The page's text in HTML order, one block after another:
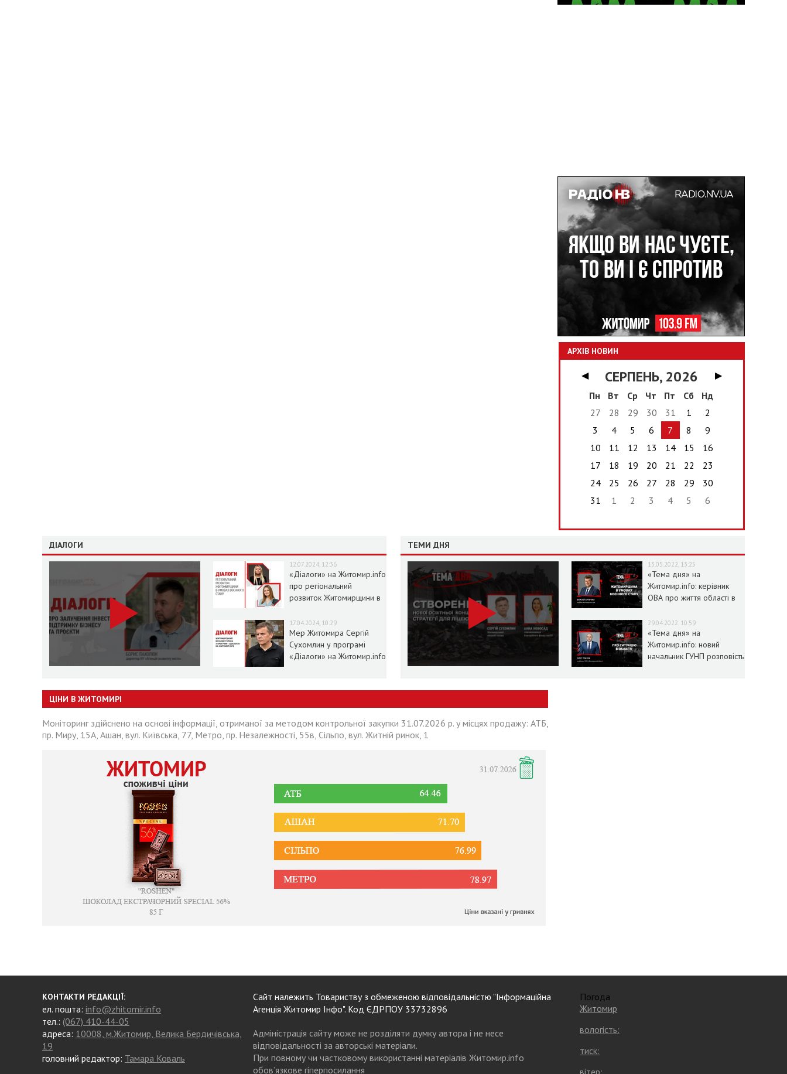
АРХІВ НОВИН
◀ СЕРПЕНЬ, 2026
▶
Пн
Вт Ср Чт Пт Сб
Нд
27
28 29 30 31 1
2
3
4 5 6 7 8
9
10
11 12 13 14 15
16
17
18 19 20 21 22
23
24
25 26 27 28 29
30
31
1 2 3 4 5 6
ДІАЛОГИ
12.07.2024, 12:36
«Діалоги» на Житомир.info
про регіональний
розвиток Житомирщини в
17.04.2024, 10:29
Мер Житомира Сергій
Сухомлин у програмі
«Діалоги» на Житомир.info
ТЕМИ ДНЯ
13.05.2022, 13:25
«Тема дня» на
Житомир.info: керівник
ОВА про життя області в
29.04.2022, 10:59
«Тема дня» на
Житомир.info: новий
начальник ГУНП розповість
ЦІНИ В ЖИТОМИРІ
Моніторинг здійснено на основі інформації, отриманої за методом контрольної закупки 31.07.2026 р. у місцях продажу: АТБ,
пр. Миру, 15А, Ашан, вул. Київська, 77, Метро, пр. Незалежності, 55в, Сільпо, вул. Житній ринок, 1
КОНТАКТИ РЕДАКЦІЇ:
ел. пошта: info@zhitomir.info
тел.: (067) 410-44-05
адреса: 10008, м.Житомир, Велика Бердичівська,
19
головний редактор: Тамара Коваль
Сайт належить Товариству з обмеженою відповідальністю "Інформаційна
Агенція Житомир Інфо". Код ЄДРПОУ 33732896
Адміністрація сайту може не розділяти думку автора і не несе
відповідальності за авторські матеріали.
При повному чи частковому використанні матеріалів Житомир.info
обов’язкове гіперпосилання
Погода
Житомир
вологість:
тиск:
вітер: